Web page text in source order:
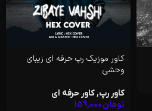
کاور موزیک رپ حرفه ای زیبای
وحشی
کاور رپ, کاور حرفه ای
تومان